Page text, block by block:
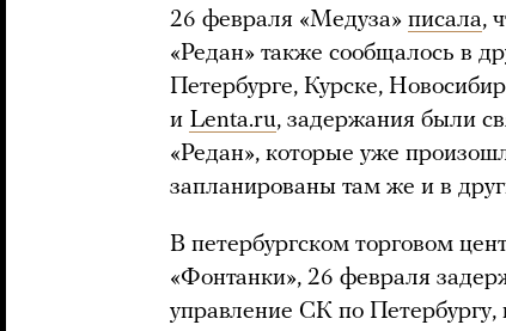
26 февраля «Медуза» писала,
«Редан» также сообщалось в
Петербурге, Курске,
и Lenta.ru, задержания были
«Редан», которые уже
запланированы там же и в
В петербургском торговом
«Фонтанки», 26 февраля
управление СК по